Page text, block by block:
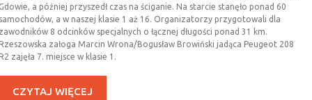
a później przyszedł czas na ściganie. Na starcie stanęło ponad 60
a w naszej klasie 1 aż 16. Organizatorzy przygotowali dla
8 odcinków specjalnych o łącznej długości ponad 31 km.
załoga Marcin Wrona/Bogusław Browiński jadąca Peugeot 208
zajęła 7. miejsce w klasie 1.
CZYTAJ WIĘCEJ